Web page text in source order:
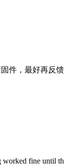
件，最好再反
fine until